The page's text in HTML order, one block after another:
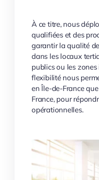
À ce titre, nous
qualifiées et des
garantir la qualité
dans les locaux
publics ou les
flexibilité nous
en Île-de-France
France, pour
opérationnelles.